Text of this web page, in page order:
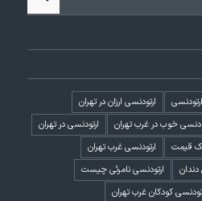
ارتودنسی ارزان در تهران
خوب در غرب تهران
ارتودنسی در تهران
قیمت
ارتودنسی غرب تهران
دندان
ارتودنسی نامرئی چیست
کودکان غرب تهران